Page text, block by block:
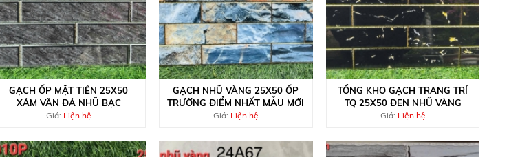
GẠCH ỐP MẶT TIỀN 25X50
XÁM VÂN ĐÁ NHŨ BẠC
Giá: Liện hệ
GẠCH NHŨ VÀNG 25X50 ỐP
TRƯỜNG ĐIỂM NHẤT MẪU MỚI
Giá: Liện hệ
TỔNG KHO GẠCH TRANG TRÍ
TQ 25X50 ĐEN NHŨ VÀNG
Giá: Liện hệ